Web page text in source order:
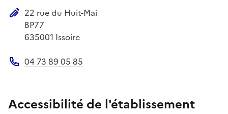
Adresse postale
22 rue du Huit-Mai
BP77
635001 Issoire
04 73 89 05 85
Accessibilité de l'établissement